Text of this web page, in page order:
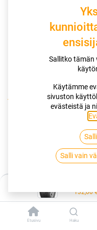
132,00
Etusivu Haku
Kauppa
195/60R15 88V
195/60R15
EAN:4038526431455
Tällä tuotteella ei ole
Sallitko tämän
Käytämme
sivuston
evästeistä ja
Salli vain